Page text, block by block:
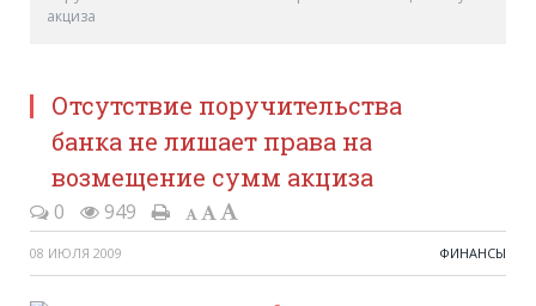
акциза
Отсутствие поручительства
банка не лишает права на
возмещение сумм акциза
0 949
08 ИЮЛЯ 2009 ФИНАНСЫ